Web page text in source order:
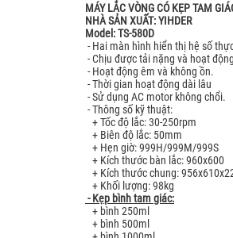
MÁY LẮC VÒNG CÓ KẸP TAM
NHÀ SẢN XUẤT: YIHDER
Model: TS-580D
- Hai màn hình hiển thị hệ số
- Chịu được tải nặng và hoạt
- Hoạt động êm và không ồn.
- Thời gian hoạt động dài lâu
- Sử dụng AC motor không chổi.
- Thông số kỹ thuật:
+ Tốc độ lắc: 30-250rpm
+ Biên độ lắc: 50mm
+ Hẹn giờ: 999H/999M/999S
+ Kích thước bàn lắc: 960x600
+ Kích thước chung:
+ Khối lượng: 98kg
- Kẹp bình tam giác:
+ bình 250ml
+ bình 500ml